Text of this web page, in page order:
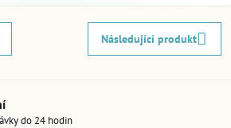
Následující produkt
do 24 hodin